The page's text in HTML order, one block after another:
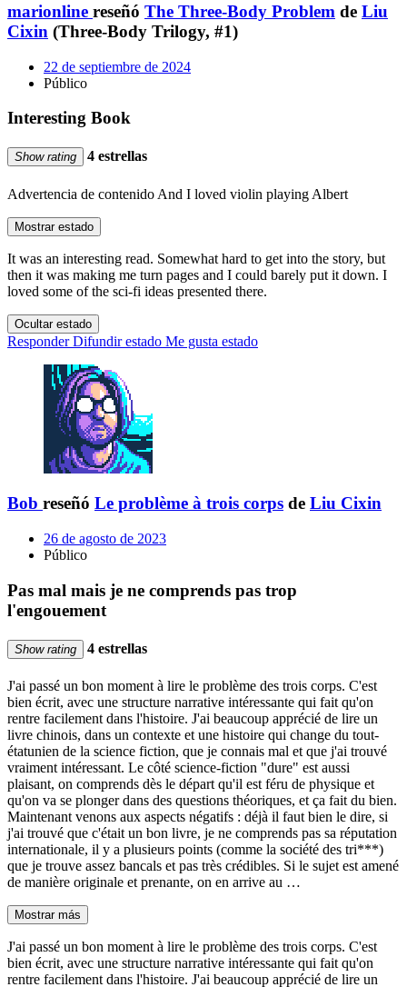
marionline reseñó The Three-Body Problem de Liu
Cixin (Three-Body Trilogy, #1)
22 de septiembre de 2024
Público
Interesting Book
Show rating 4 estrellas
Advertencia de contenido And I loved violin playing Albert
Mostrar estado
It was an interesting read. Somewhat hard to get into the story, but
then it was making me turn pages and I could barely put it down. I
loved some of the sci-fi ideas presented there.
Ocultar estado
Responder Difundir estado Me gusta estado
Bob reseñó Le problème à trois corps de Liu Cixin
26 de agosto de 2023
Público
Pas mal mais je ne comprends pas trop
l'engouement
Show rating 4 estrellas
J'ai passé un bon moment à lire le problème des trois corps. C'est
bien écrit, avec une structure narrative intéressante qui fait qu'on
rentre facilement dans l'histoire. J'ai beaucoup apprécié de lire un
livre chinois, dans un contexte et une histoire qui change du tout-
étatunien de la science fiction, que je connais mal et que j'ai trouvé
vraiment intéressant. Le côté science-fiction "dure" est aussi
plaisant, on comprends dès le départ qu'il est féru de physique et
qu'on va se plonger dans des questions théoriques, et ça fait du bien.
Maintenant venons aux aspects négatifs : déjà il faut bien le dire, si
j'ai trouvé que c'était un bon livre, je ne comprends pas sa réputation
internationale, il y a plusieurs points (comme la société des tri***)
que je trouve assez bancals et pas très crédibles. Si le sujet est amené
de manière originale et prenante, on en arrive au …
Mostrar más
J'ai passé un bon moment à lire le problème des trois corps. C'est
bien écrit, avec une structure narrative intéressante qui fait qu'on
rentre facilement dans l'histoire. J'ai beaucoup apprécié de lire un